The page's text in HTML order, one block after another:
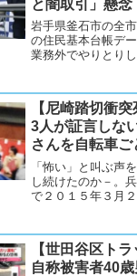
と闇取引」懸
公開も可能」指
岩手県釜石市の全
の住民基本台帳デ
業務外でやりとり
データをやりとり
を懲戒免職処分な
問題で市が設置し
【尼崎踏切衝
3人が証言しな
さんを自転車
車へ「名前も
「怖い」と叫ぶ声
し続けたのか－。
で２０１５年３月
いた自転車をオー
年に押され、電車
事件から８年が過
【世田谷区ト
自称被害者40